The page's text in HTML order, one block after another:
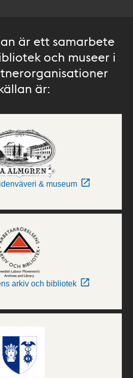
är ett samarbete
och museer i
är:
& museum
arkiv och bibliotek